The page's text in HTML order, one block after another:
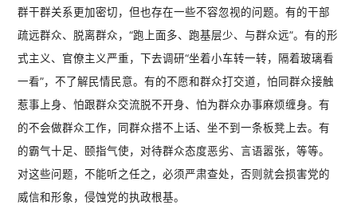
群干群关系更加密切，但也存在一些不容忽视的问题。有的干部
疏远群众、脱离群众，“跑上面多、跑基层少、与群众远”。有的形
式主义、官僚主义严重，下去调研“坐着小车转一转，隔着玻璃看
一看”，不了解民情民意。有的不愿和群众打交道，怕同群众接触
惹事上身、怕跟群众交流脱不开身、怕为群众办事麻烦缠身。有
的不会做群众工作，同群众搭不上话、坐不到一条板凳上去。有
的霸气十足、颐指气使，对待群众态度恶劣、言语嚣张，等等。
对这些问题，不能听之任之，必须严肃查处，否则就会损害党的
威信和形象，侵蚀党的执政根基。